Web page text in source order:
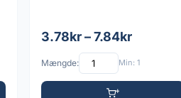
3.78kr – 7.84kr
Mængde: Min: 1